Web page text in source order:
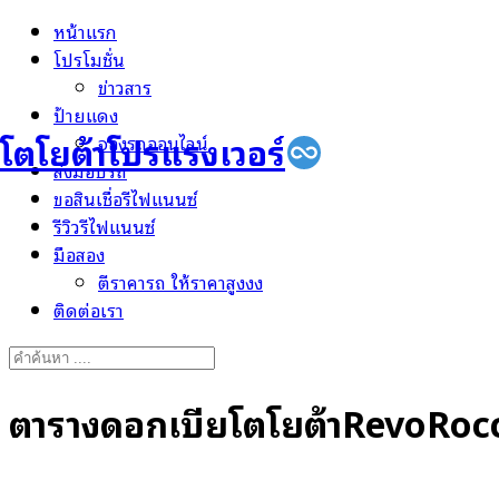
Skip
โตโยต้าโปรแรงเวอร์
หน้าแรก
โปรโมชั่น
ข่าวสาร
ป้ายแดง
จองรถออนไลน์
ส่งมอบรถ
ขอสินเชื่อรีไฟแนนซ์
รีวิวรีไฟแนนซ์
มือสอง
ตีราคารถ ให้ราคาสูงงง
ติดต่อเรา
Search
ตารางดอกเบี้ยโตโยต้า